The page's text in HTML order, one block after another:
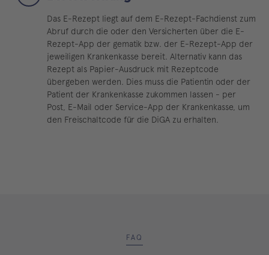
Das E-Rezept liegt auf dem E-Rezept-Fachdienst zum
Abruf durch die oder den Versicherten über die E-
Rezept-App der gematik bzw. der E-Rezept-App der
jeweiligen Krankenkasse bereit. Alternativ kann das
Rezept als Papier-Ausdruck mit Rezeptcode
übergeben werden. Dies muss die Patientin oder der
Patient der Krankenkasse zukommen lassen - per
Post, E-Mail oder Service-App der Krankenkasse, um
den Freischaltcode für die DiGA zu erhalten.
FAQ